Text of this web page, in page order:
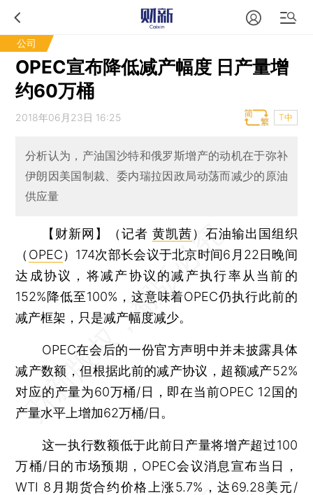
公司
OPEC宣布降低减产幅度 日产量增
约60万桶
2018年06月23日 16:25 T中
分析认为，产油国沙特和俄罗斯增产的动机在于弥补
伊朗因美国制裁、委内瑞拉因政局动荡而减少的原油
供应量
【财新网】（记者 黄凯茜） 石油输出国组织
（ OPEC）174次部长会议于北京时间6月22日晚间
达成协议，将减产协议的减产执行率从当前的
152%降低至100%，这意味着OPEC仍执行此前的
减产框架，只是减产幅度减少。
OPEC在会后的一份官方声明中并未披露具体
减产数额，但根据此前的减产协议，超额减产52%
对应的产量为60万桶/日，即在当前OPEC 12国的
产量水平上增加62万桶/日。
这一执行数额低于此前日产量将增产超过100
万桶/日的市场预期，OPEC会议消息宣布当日，
WTI 8月期货合约价格上涨5.7%，达69.28美元/